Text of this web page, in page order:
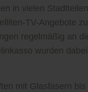
in vielen
TV-Angebote
regelmäßig an
wurden
mit Glasfasern